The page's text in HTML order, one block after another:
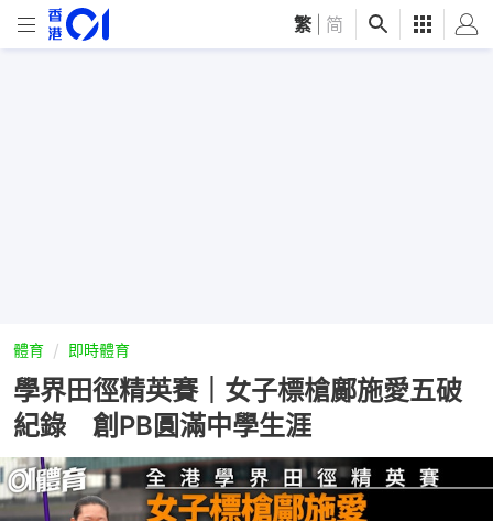
繁 简
體育 即時體育
學界田徑精英賽｜女子標槍鄺施愛五破
紀錄 創PB圓滿中學生涯